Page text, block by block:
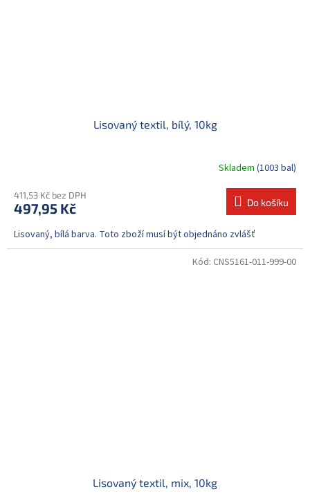
Lisovaný textil, bílý, 10kg
Skladem (1003 bal)
411,53 Kč bez DPH
497,95 Kč Do košíku
Lisovaný, bílá barva. Toto zboží musí být objednáno zvlášť
Lisovaný textil, mix, 10kg
Kód: CNS5161-011-999-00